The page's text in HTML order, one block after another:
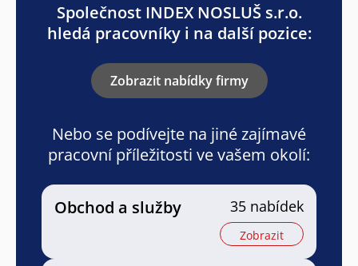
Společnost INDEX NOSLUŠ s.r.o.
hledá pracovníky i na další pozice:
Zobrazit nabídky firmy
Nebo se podívejte na jiné zajímavé
pracovní příležitosti ve vašem okolí:
Obchod a služby 35 nabídek
Zobrazit